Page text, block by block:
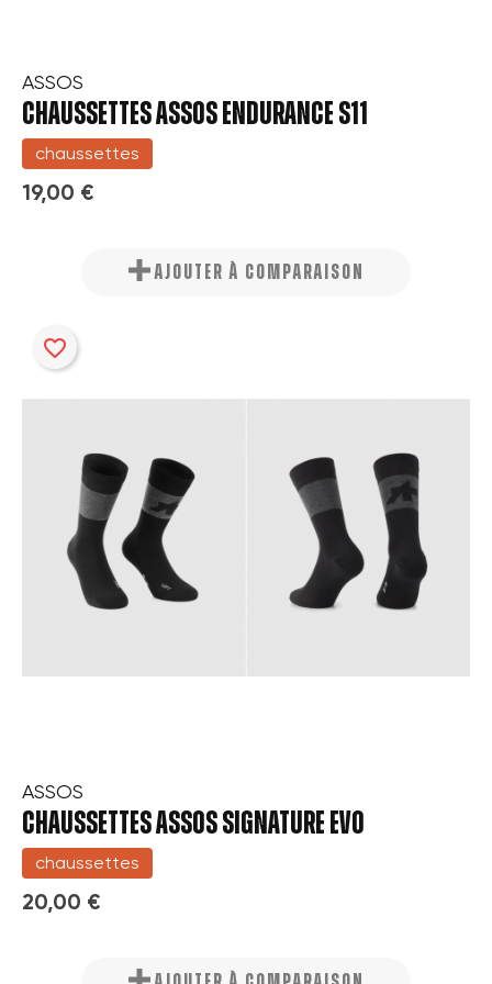
ASSOS
CHAUSSETTES ASSOS ENDURANCE S11
chaussettes
19,00 €
AJOUTER À COMPARAISON
ASSOS
CHAUSSETTES ASSOS SIGNATURE EVO
chaussettes
20,00 €
favorite_border